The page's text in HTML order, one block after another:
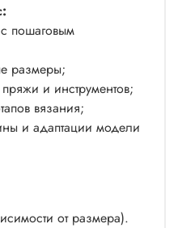
пошаговым
размеры;
и инструментов;
вязания;
и адаптации модели
от размера).